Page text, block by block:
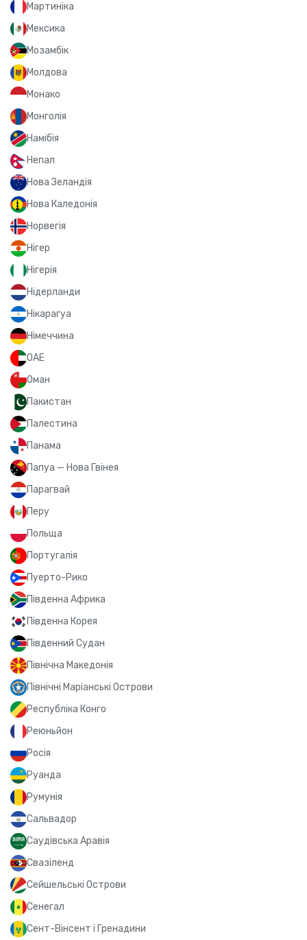
Мартиніка
Мексика
Мозамбік
Молдова
Монако
Монголія
Намібія
Непал
Нова Зеландія
Нова Каледонія
Норвегія
Нігер
Нігерія
Нідерланди
Нікарагуа
Німеччина
ОАЕ
Оман
Пакистан
Палестина
Панама
Папуа — Нова Гвінея
Парагвай
Перу
Польща
Португалія
Пуерто-Рико
Південна Африка
Південна Корея
Південний Судан
Північна Македонія
Північні Маріанські Острови
Республіка Конго
Реюньйон
Росія
Руанда
Румунія
Сальвадор
Саудівська Аравія
Свазіленд
Сейшельські Острови
Сенегал
Сент-Вінсент і Гренадини